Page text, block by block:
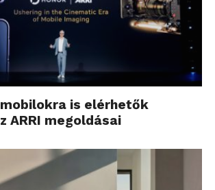
mobilokra is elérhetők
ARRI megoldásai